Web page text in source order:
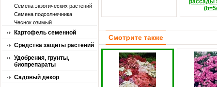
Семена экзотических растений
Семена подсолнечника
Чеснок озимый
Картофель семенной
Средства защиты растений
Удобрения, грунты,
биопрепараты
Садовый декор
рассады
Смотрите также